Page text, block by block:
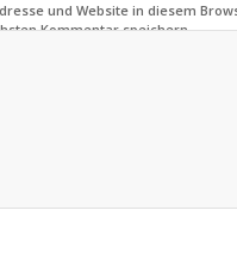
und Website in diesem
Kommentar speichern.